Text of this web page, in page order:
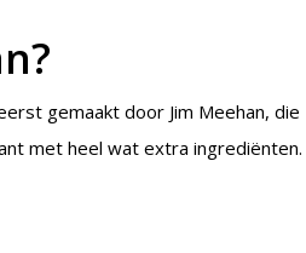
gemaakt door Jim Meehan, die
met heel wat extra ingrediënten.